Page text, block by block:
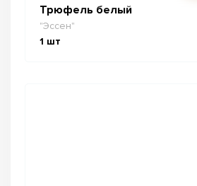
Трюфель белый
"Эссен"
1 шт